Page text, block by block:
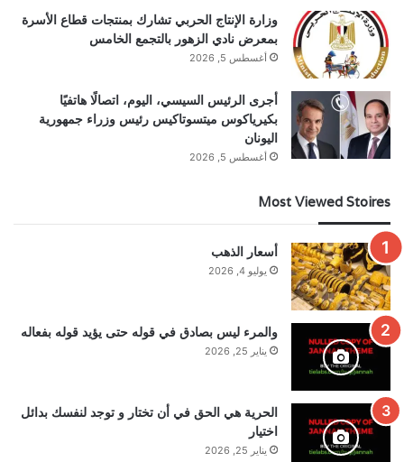
وزارة الإنتاج الحربي تشارك بمنتجات قطاع الأسرة
بمعرض نادي الزهور بالتجمع الخامس
أغسطس 5, 2026
أجرى الرئيس السيسي، اليوم، اتصالًا هاتفيًا
بكيرياكوس ميتسوتاكيس رئيس وزراء جمهورية
اليونان
أغسطس 5, 2026
Most Viewed Stoires
أسعار الذهب
يوليو 4, 2026
والمرء ليس بصادق في قوله حتى يؤيد قوله بفعاله
يناير 25, 2026
الحرية هي الحق في أن تختار و توجد لنفسك بدائل
اختيار
يناير 25, 2026